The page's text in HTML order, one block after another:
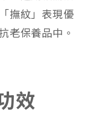
撫紋」表現優
老保養品中。
效